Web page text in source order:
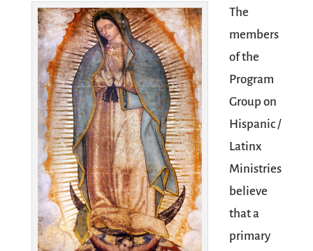
The
members
of the
Program
Group on
Hispanic /
Latinx
Ministries
believe
that a
primary